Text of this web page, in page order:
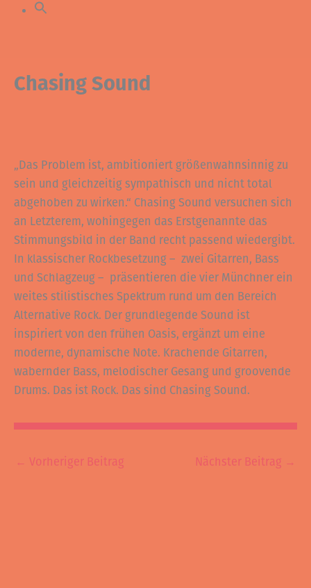
Chasing Sound
„Das Problem ist, ambitioniert größenwahnsinnig zu
sein und gleichzeitig sympathisch und nicht total
abgehoben zu wirken.“ Chasing Sound versuchen sich
an Letzterem, wohingegen das Erstgenannte das
Stimmungsbild in der Band recht passend wiedergibt.
In klassischer Rockbesetzung – zwei Gitarren, Bass
und Schlagzeug – präsentieren die vier Münchner ein
weites stilistisches Spektrum rund um den Bereich
Alternative Rock. Der grundlegende Sound ist
inspiriert von den frühen Oasis, ergänzt um eine
moderne, dynamische Note. Krachende Gitarren,
wabernder Bass, melodischer Gesang und groovende
Drums. Das ist Rock. Das sind Chasing Sound.
← Vorheriger Beitrag Nächster Beitrag →